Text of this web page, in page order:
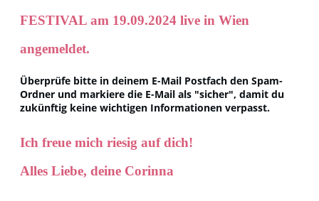
FESTIVAL am 19.09.2024 live in Wien
angemeldet.
Überprüfe bitte in deinem E-Mail Postfach den Spam-
Ordner und markiere die E-Mail als "sicher", damit du
zukünftig keine wichtigen Informationen verpasst.
Ich freue mich riesig auf dich!
Alles Liebe, deine Corinna